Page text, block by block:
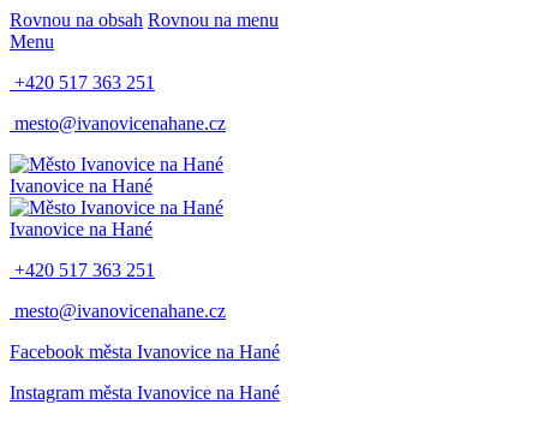
Rovnou na obsah Rovnou na menu
Menu
+420 517 363 251
mesto@ivanovicenahane.cz
Ivanovice na Hané
Ivanovice na Hané
+420 517 363 251
mesto@ivanovicenahane.cz
Facebook města Ivanovice na Hané
Instagram města Ivanovice na Hané